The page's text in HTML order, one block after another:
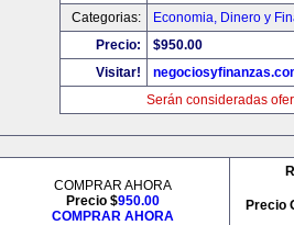
Categorias:
Economia, Dinero y
Precio:
$950.00
Visitar!
Serán consideradas
COMPRAR AHORA
Precio $950.00
COMPRAR AHORA
Precio